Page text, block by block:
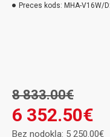
Preces kods: MHA-V16W/
6 352.50€
8 833.00€
Bez nodokļa: 5 250.00€